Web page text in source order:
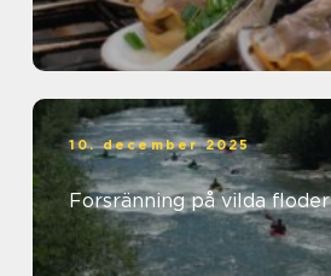
10. december 2025
Forsränning på vilda floder